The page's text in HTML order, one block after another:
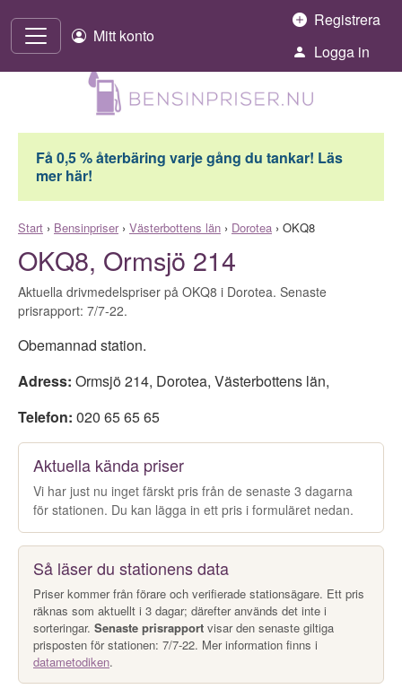
Mitt konto
Registrera
Logga in
Få 0,5 % återbäring varje gång du tankar! Läs
mer här!
Start › Bensinpriser› Västerbottens län › Dorotea › OKQ8
OKQ8, Ormsjö 214
Aktuella drivmedelspriser på OKQ8 i Dorotea. Senaste
prisrapport: 7/7-22.
Obemannad station.
Adress: Ormsjö 214, Dorotea, Västerbottens län,
Telefon: 020 65 65 65
Aktuella kända priser
Vi har just nu inget färskt pris från de senaste 3 dagarna
för stationen. Du kan lägga in ett pris i formuläret nedan.
Så läser du stationens data
Priser kommer från förare och verifierade stationsägare. Ett pris
räknas som aktuellt i 3 dagar; därefter används det inte i
sorteringar. Senaste prisrapport visar den senaste giltiga
prisposten för stationen: 7/7-22. Mer information finns i
datametodiken.